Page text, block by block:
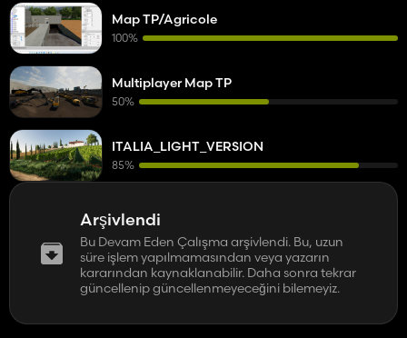
Arşivlendi
Bu Devam Eden Çalışma arşivlendi. Bu, uzun
süre işlem yapılmamasından veya yazarın
kararından kaynaklanabilir. Daha sonra tekrar
güncellenip güncellenmeyeceğini bilemeyiz.
Map TP/Agricole
100%
Multiplayer Map TP
50%
ITALIA_LIGHT_VERSION
85%